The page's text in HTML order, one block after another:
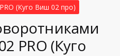
(Куго Виш 02 про)
PRO (Куго